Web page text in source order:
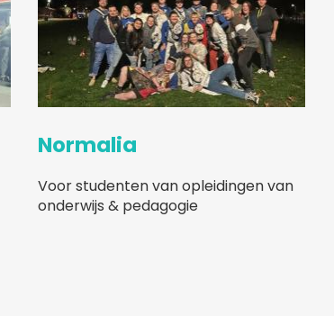
Normalia
Voor studenten van opleidingen van
onderwijs & pedagogie